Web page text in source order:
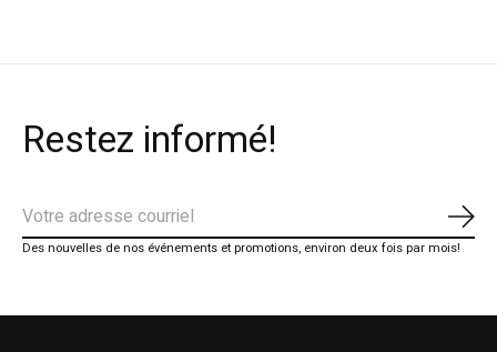
Restez informé!
Des nouvelles de nos événements et promotions, environ deux fois par mois!